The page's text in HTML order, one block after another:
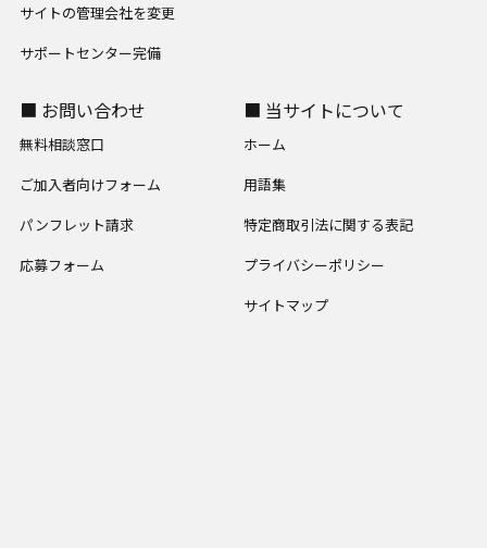
サイトの管理会社を変更
サポートセンター完備
■ お問い合わせ
無料相談窓口
ご加入者向けフォーム
パンフレット請求
応募フォーム
■ 当サイトについて
ホーム
用語集
特定商取引法に関する表記
プライバシーポリシー
サイトマップ